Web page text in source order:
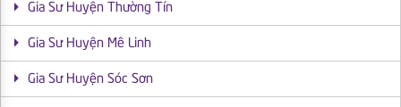
Gia Sư Huyện Thường Tín
Gia Sư Huyện Mê Linh
Gia Sư Huyện Sóc Sơn